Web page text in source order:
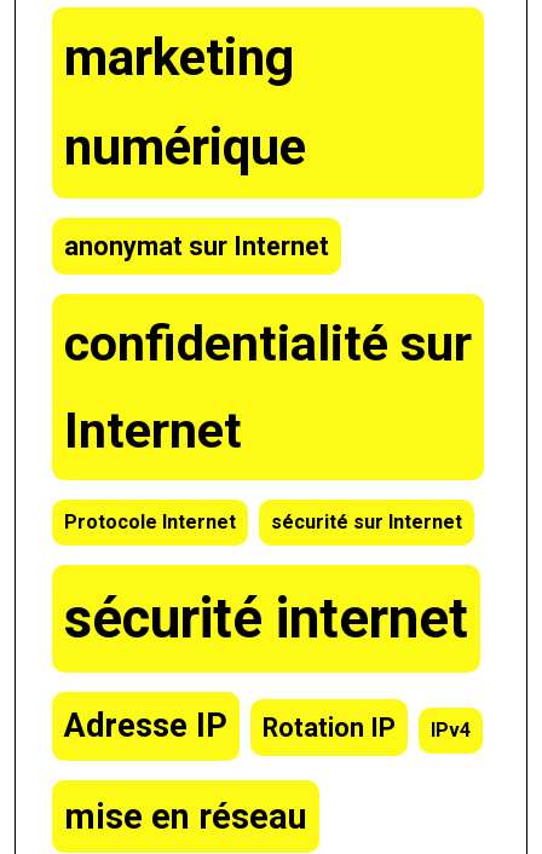
marketing
numérique
anonymat sur Internet
confidentialité sur
Internet
Protocole Internet sécurité sur Internet
sécurité internet
Adresse IP Rotation IP IPv4
mise en réseau